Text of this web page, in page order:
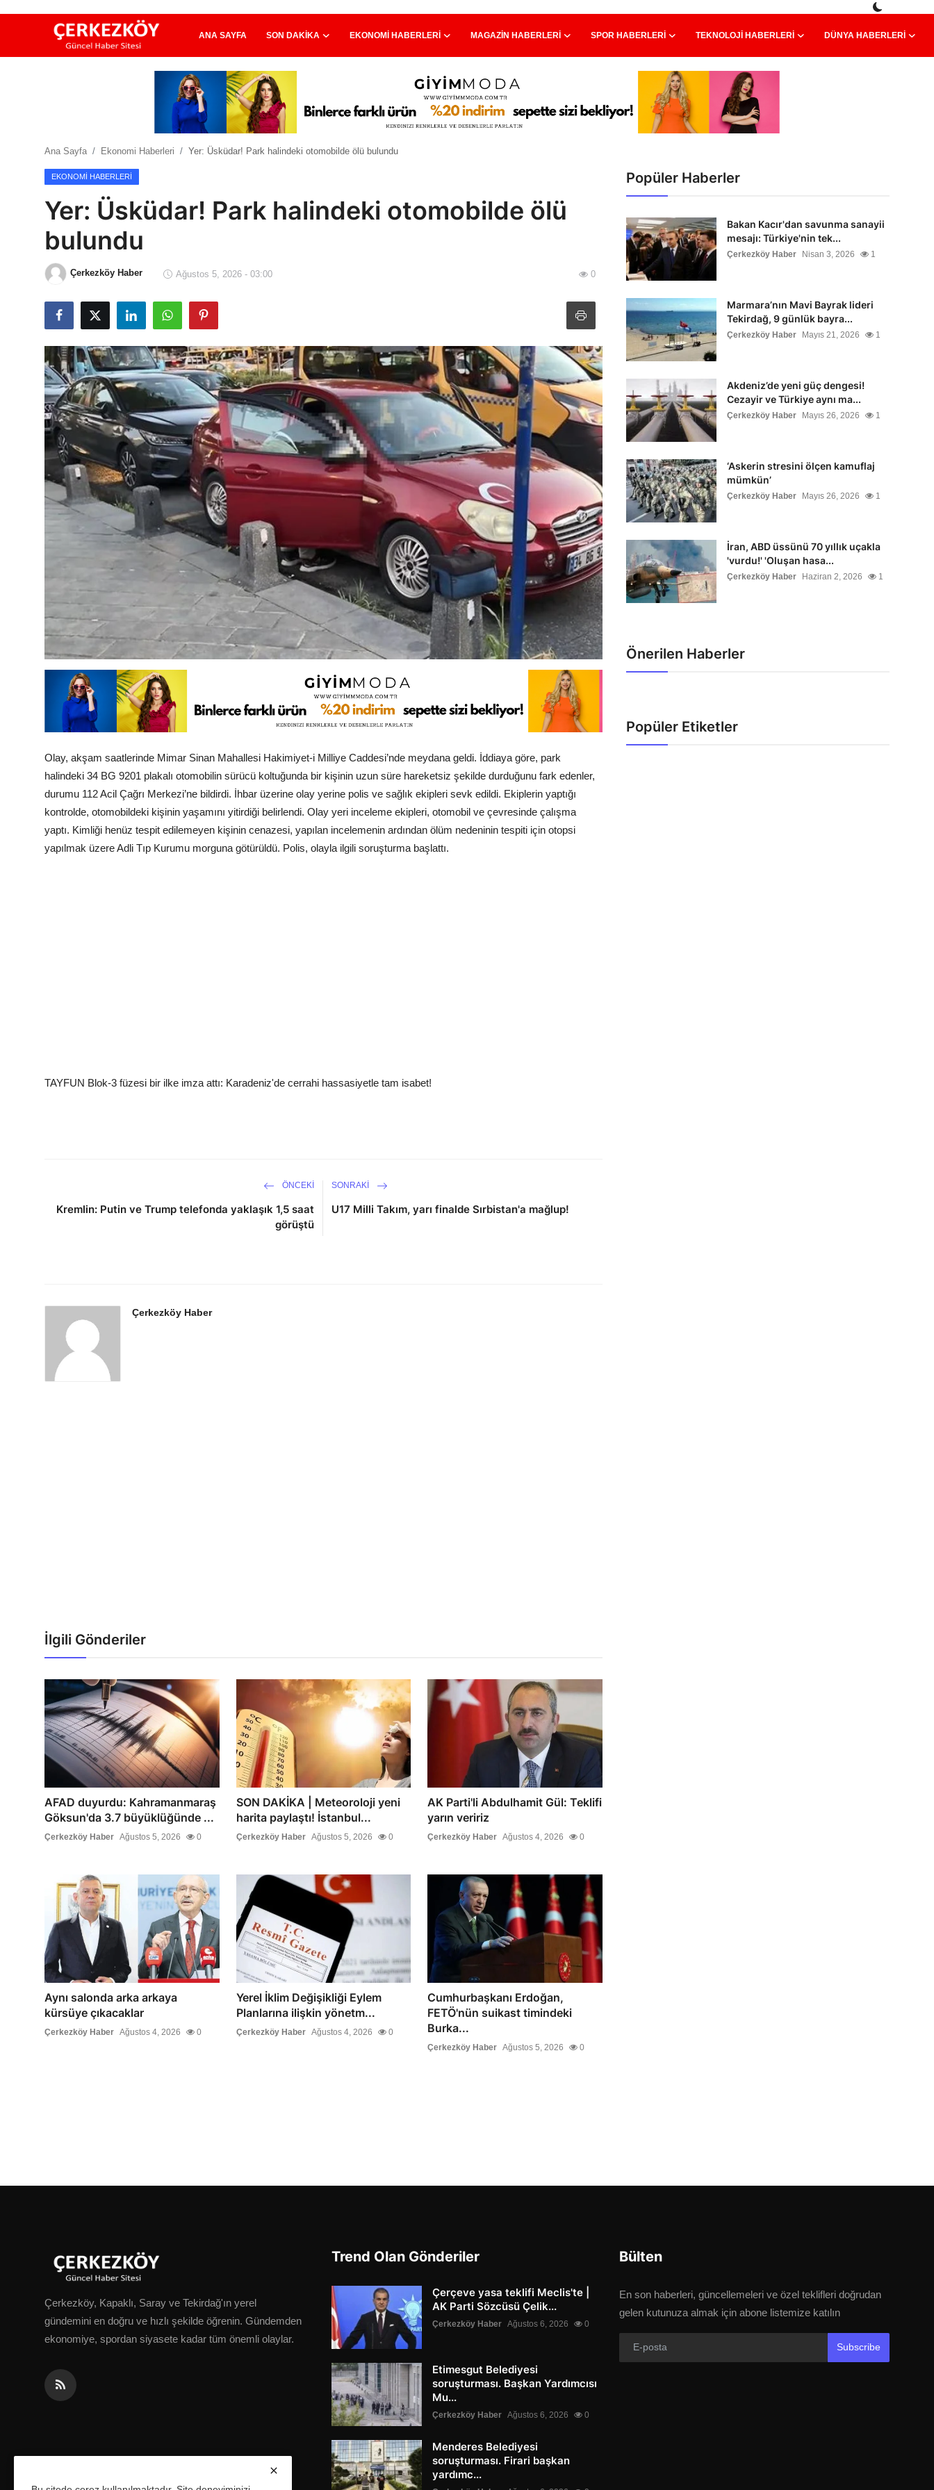
ANA SAYFA SON DAKIKA EKONOMI HABERLERI MAGAZIN HABERLERI SPOR HABERLERI TEKNOLOJI HABERLERI DÜNYA HABERLERI
Ekonomi Haberleri
Teknoloji Haberleri
Çerkezköy
Ana Sayfa Ekonomi Haberleri Yer: Üsküdar! Park halindeki otomobilde ölü bulundu
EKONOMI HABERLERI
Yer: Üsküdar! Park halindeki otomobilde ölü
bulundu
Çerkezköy Haber Ağustos 5, 2026 - 03:00 0
Olay, akşam saatlerinde Mimar Sinan Mahallesi Hakimiyet-i Milliye Caddesi’nde meydana geldi. İddiaya göre, park
halindeki 34 BG 9201 plakalı otomobilin sürücü koltuğunda bir kişinin uzun süre hareketsiz şekilde durduğunu fark edenler,
durumu 112 Acil Çağrı Merkezi’ne bildirdi. İhbar üzerine olay yerine polis ve sağlık ekipleri sevk edildi. Ekiplerin yaptığı
kontrolde, otomobildeki kişinin yaşamını yitirdiği belirlendi. Olay yeri inceleme ekipleri, otomobil ve çevresinde çalışma
yaptı. Kimliği henüz tespit edilemeyen kişinin cenazesi, yapılan incelemenin ardından ölüm nedeninin tespiti için otopsi
yapılmak üzere Adli Tıp Kurumu morguna götürüldü. Polis, olayla ilgili soruşturma başlattı.
TAYFUN Blok-3 füzesi bir ilke imza attı: Karadeniz'de cerrahi hassasiyetle tam isabet!
ÖNCEKI
Kremlin: Putin ve Trump telefonda yaklaşık 1,5 saat
görüştü
SONRAKI
U17 Milli Takım, yarı finalde Sırbistan'a mağlup!
Çerkezköy Haber
İlgili Gönderiler
AFAD duyurdu: Kahramanmaraş
Göksun'da 3.7 büyüklüğünde ...
Çerkezköy Haber Ağustos 5, 2026 0
SON DAKİKA | Meteoroloji yeni
harita paylaştı! İstanbul...
Çerkezköy Haber Ağustos 5, 2026 0
AK Parti'li Abdulhamit Gül: Teklifi
yarın veririz
Çerkezköy Haber Ağustos 4, 2026 0
Aynı salonda arka arkaya
kürsüye çıkacaklar
Çerkezköy Haber Ağustos 4, 2026 0
Yerel İklim Değişikliği Eylem
Planlarına ilişkin yönetm...
Çerkezköy Haber Ağustos 4, 2026 0
Cumhurbaşkanı Erdoğan,
FETÖ'nün suikast timindeki
Burka...
Çerkezköy Haber Ağustos 5, 2026 0
Popüler Haberler
Bakan Kacır'dan savunma sanayii
mesajı: Türkiye'nin tek...
Çerkezköy Haber Nisan 3, 2026 1
Marmara’nın Mavi Bayrak lideri
Tekirdağ, 9 günlük bayra...
Çerkezköy Haber Mayıs 21, 2026 1
Akdeniz’de yeni güç dengesi!
Cezayir ve Türkiye aynı ma...
Çerkezköy Haber Mayıs 26, 2026 1
‘Askerin stresini ölçen kamuflaj
mümkün’
Çerkezköy Haber Mayıs 26, 2026 1
İran, ABD üssünü 70 yıllık uçakla
'vurdu!' 'Oluşan hasa...
Çerkezköy Haber Haziran 2, 2026 1
Önerilen Haberler
Popüler Etiketler
Çerkezköy, Kapaklı, Saray ve Tekirdağ'ın yerel
gündemini en doğru ve hızlı şekilde öğrenin. Gündemden
ekonomiye, spordan siyasete kadar tüm önemli olaylar.
Trend Olan Gönderiler
Çerçeve yasa teklifi Meclis'te |
AK Parti Sözcüsü Çelik...
Çerkezköy Haber Ağustos 6, 2026 0
Etimesgut Belediyesi
soruşturması. Başkan Yardımcısı
Mu...
Çerkezköy Haber Ağustos 6, 2026 0
Menderes Belediyesi
soruşturması. Firari başkan
yardımc...
Bülten
En son haberleri, güncellemeleri ve özel teklifleri doğrudan
gelen kutunuza almak için abone listemize katılın
Subscribe